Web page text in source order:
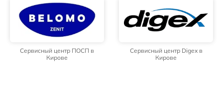
Сервисный центр ПОСП в
Кирове
Сервисный центр Digex в
Кирове